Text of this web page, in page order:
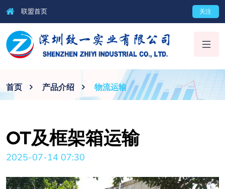
关注
联盟首页
首页 产品介绍 物流运输
OT及框架箱运输
2025-07-14 07:30